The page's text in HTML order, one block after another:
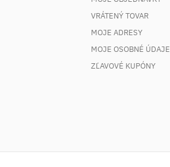
VRÁTENÝ TOVAR
MOJE ADRESY
MOJE OSOBNÉ ÚDAJE
ZĽAVOVÉ KUPÓNY